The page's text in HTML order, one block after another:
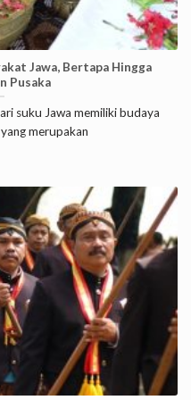
Jawa, Bertapa Hingga
Pusaka
suku Jawa memiliki budaya
merupakan